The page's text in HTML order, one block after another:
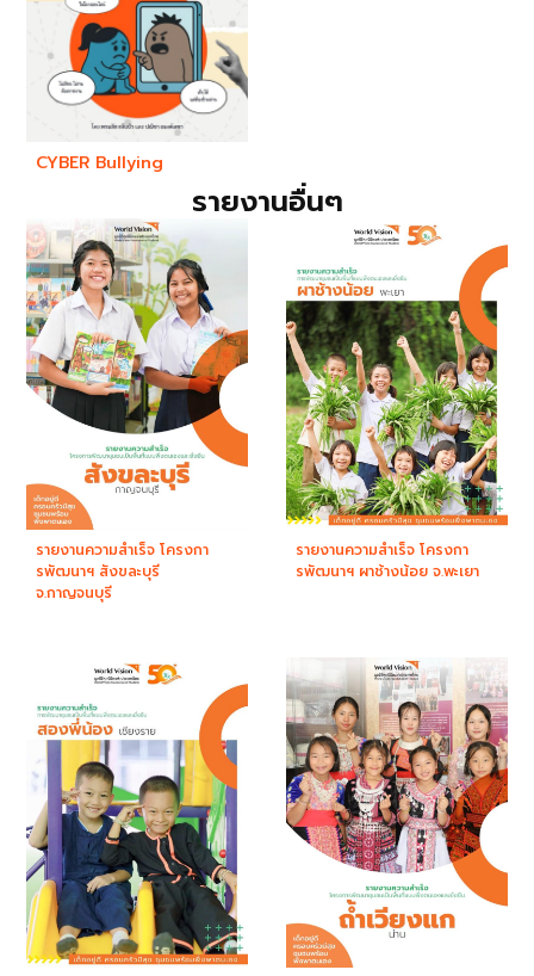
CYBER Bullying
รายงานอื่นๆ
รายงานความสำเร็จ โครงกา
รพัฒนาฯ สังขละบุรี
จ.กาญจนบุรี
รายงานความสำเร็จ โครงกา
รพัฒนาฯ ผาช้างน้อย จ.พะเยา